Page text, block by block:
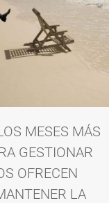
MESES MÁS
GESTIONAR
OFRECEN
LA